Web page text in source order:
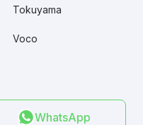
Tokuyama
Voco
WhatsApp